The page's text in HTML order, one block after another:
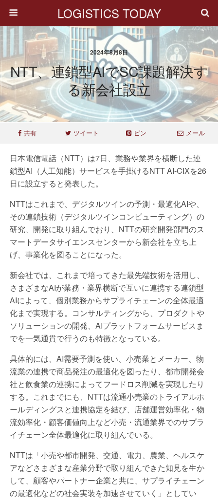
LOGISTICS TODAY
2024年8月8日
NTT、連鎖型AIでSC課題解決す
る新会社設立
共有 ツイート ピン メール
日本電信電話（NTT）は7日、業務や業界を横断した連
鎖型AI（人工知能）サービスを手掛けるNTT AI-CIXを26
日に設立すると発表した。
NTTはこれまで、デジタルツインの予測・最適化AIや、
その連鎖技術（デジタルツインコンピューティング）の
研究、開発に取り組んでおり、NTTの研究開発部門のス
マートデータサイエンスセンターから新会社を立ち上
げ、事業化を図ることになった。
新会社では、これまで培ってきた最先端技術を活用し、
さまざまなAIが業務・業界横断で互いに連携する連鎖型
AIによって、個別業務からサプライチェーンの全体最適
化まで実現する。コンサルティングから、プロダクトや
ソリューションの開発、AIプラットフォームサービスま
でを一気通貫で行うのも特徴となっている。
具体的には、AI需要予測を使い、小売業とメーカー、物
流業の連携で商品発注の最適化を図ったり、都市開発会
社と飲食業の連携によってフードロス削減を実現したり
する。これまでにも、NTTは流通小売業のトライアルホ
ールディングスと連携協定を結び、店舗運営効率化・物
流効率化・顧客価値向上など小売・流通業界でのサプラ
イチェーン全体最適化に取り組んでいる。
NTTは「小売や都市開発、交通、電力、農業、ヘルスケ
アなどさまざまな産業分野で取り組んできた知見を生か
して、顧客やパートナー企業と共に、サプライチェーン
の最適化などの社会実装を加速させていく」としてい